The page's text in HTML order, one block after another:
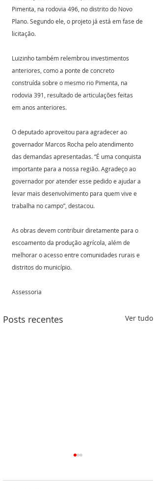
Pimenta, na rodovia 496, no distrito do Novo
Plano. Segundo ele, o projeto já está em fase de
licitação.
Luizinho também relembrou investimentos
anteriores, como a ponte de concreto
construída sobre o mesmo rio Pimenta, na
rodovia 391, resultado de articulações feitas
em anos anteriores.
O deputado aproveitou para agradecer ao
governador Marcos Rocha pelo atendimento
das demandas apresentadas. “É uma conquista
importante para a nossa região. Agradeço ao
governador por atender esse pedido e ajudar a
levar mais desenvolvimento para quem vive e
trabalha no campo”, destacou.
As obras devem contribuir diretamente para o
escoamento da produção agrícola, além de
melhorar o acesso entre comunidades rurais e
distritos do município.
Assessoria
Posts recentes Ver tudo